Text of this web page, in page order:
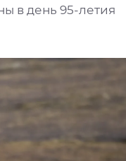
в день 95-летия